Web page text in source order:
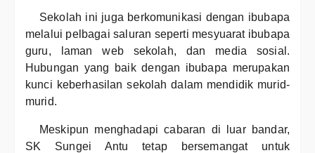
Sekolah ini juga berkomunikasi dengan ibubapa
melalui pelbagai saluran seperti mesyuarat ibubapa
guru, laman web sekolah, dan media sosial.
Hubungan yang baik dengan ibubapa merupakan
kunci keberhasilan sekolah dalam mendidik murid-
murid.
Meskipun menghadapi cabaran di luar bandar,
SK Sungei Antu tetap bersemangat untuk